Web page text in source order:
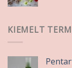
KIEMELT